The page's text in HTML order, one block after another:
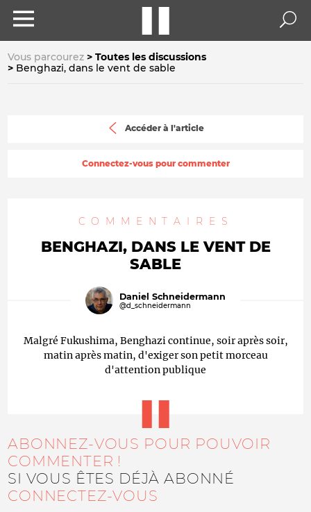
Vous parcourez
Toutes les discussions
Benghazi, dans le vent de sable
Accéder à l'article
Connectez-vous pour commenter
COMMENTAIRES
BENGHAZI, DANS LE VENT DE
SABLE
Daniel Schneidermann
@d_schneidermann
Malgré Fukushima, Benghazi continue, soir après soir,
matin après matin, d'exiger son petit morceau
d'attention publique
ABONNEZ-VOUS POUR POUVOIR
COMMENTER !
SI VOUS ÊTES DÉJÀ ABONNÉ
CONNECTEZ-VOUS